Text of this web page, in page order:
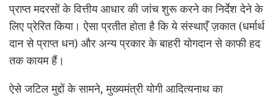
प्राप्त मदरसों के वित्तीय आधार की जांच शुरू करने का निर्देश देने के
लिए प्रेरित किया। ऐसा प्रतीत होता है कि ये संस्थाएँ ज़कात (धर्मार्थ
दान से प्राप्त धन) और अन्य प्रकार के बाहरी योगदान से काफी हद
तक कायम हैं।
ऐसे जटिल मुद्दों के सामने, मुख्यमंत्री योगी आदित्यनाथ का